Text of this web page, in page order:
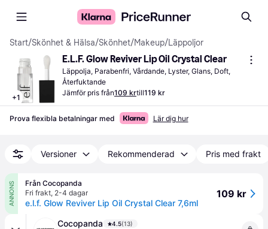
Start/Skönhet & Hälsa/Skönhet/Makeup/Läppoljor
+1
E.L.F. Glow Reviver Lip Oil Crystal Clear
Läppolja, Parabenfri, Vårdande, Lyster, Glans, Doft,
Återfuktande
Jämför pris från109 krtill119 kr
Prova flexibla betalningar med Lär dig hur
Versioner Rekommenderad Pris med frakt
ANNONS
Från Cocopanda
Fri frakt, 2-4 dagar
e.l.f. Glow Reviver Lip Oil Crystal Clear 7,6ml
109 kr
Cocopanda 4.5(13)